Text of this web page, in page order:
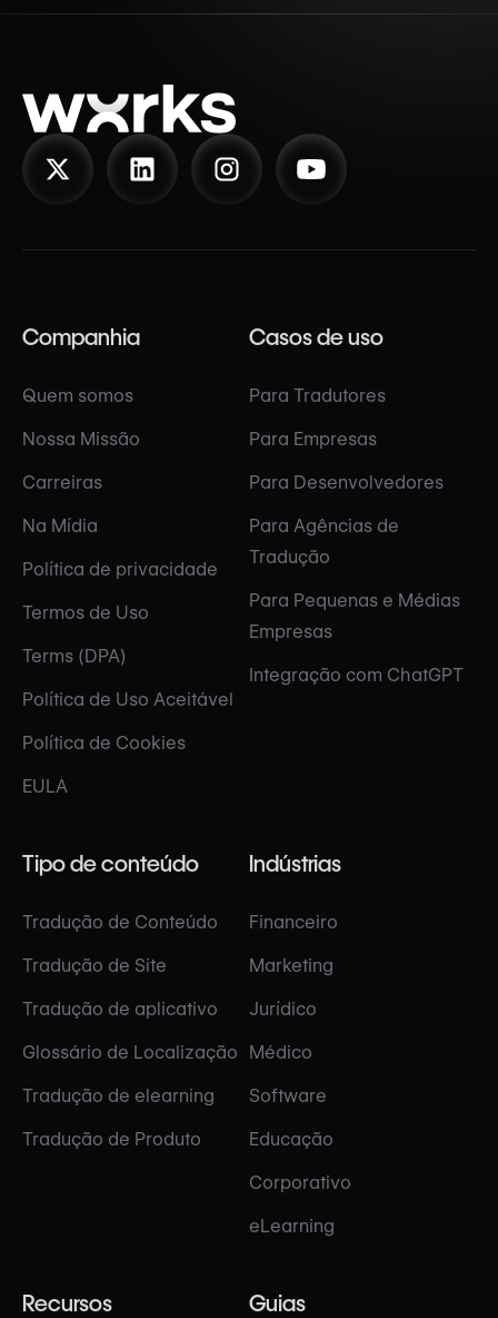
Companhia
Quem somos
Nossa Missão
Carreiras
Na Mídia
Política de privacidade
Termos de Uso
Terms (DPA)
Política de Uso Aceitável
Política de Cookies
EULA
Casos de uso
Para Tradutores
Para Empresas
Para Desenvolvedores
Para Agências de
Tradução
Para Pequenas e Médias
Empresas
Integração com ChatGPT
Tipo de conteúdo
Tradução de Conteúdo
Tradução de Site
Tradução de aplicativo
Glossário de Localização
Tradução de elearning
Tradução de Produto
Indústrias
Financeiro
Marketing
Jurídico
Médico
Software
Educação
Corporativo
eLearning
Recursos Guias